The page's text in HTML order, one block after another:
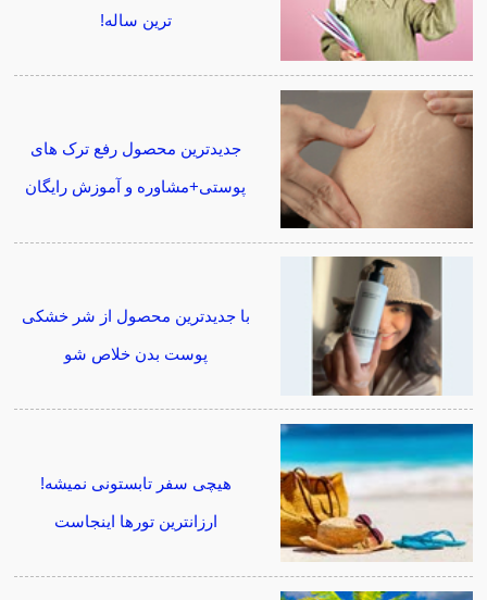
ترین ساله!
جدیدترین محصول رفع ترک های
پوستی+مشاوره و آموزش رایگان
با جدیدترین محصول از شر خشکی
پوست بدن خلاص شو
هیچی سفر تابستونی نمیشه!
ارزانترین تورها اینجاست